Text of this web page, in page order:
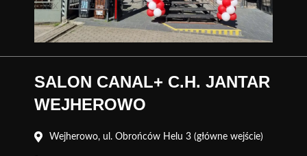
SALON CANAL+ C.H. JANTAR
WEJHEROWO
Wejherowo, ul. Obrońców Helu 3 (główne wejście)